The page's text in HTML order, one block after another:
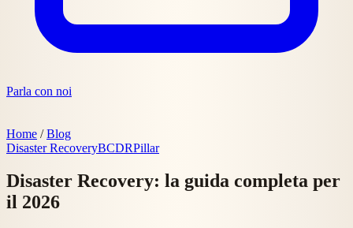
Parla con noi
Home / Blog
Disaster RecoveryBCDRPillar
Disaster Recovery: la guida completa per
il 2026